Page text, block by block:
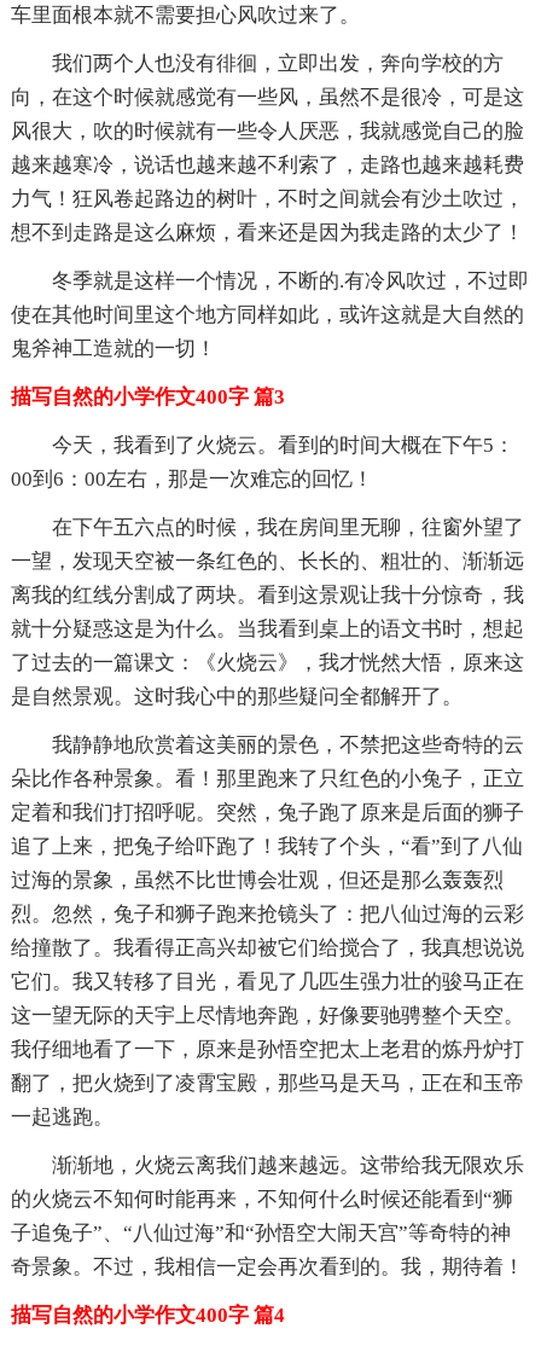
车里面根本就不需要担心风吹过来了。
我们两个人也没有徘徊，立即出发，奔向学校的方
向，在这个时候就感觉有一些风，虽然不是很冷，可是这
风很大，吹的时候就有一些令人厌恶，我就感觉自己的脸
越来越寒冷，说话也越来越不利索了，走路也越来越耗费
力气！狂风卷起路边的树叶，不时之间就会有沙土吹过，
想不到走路是这么麻烦，看来还是因为我走路的太少了！
冬季就是这样一个情况，不断的.有冷风吹过，不过即
使在其他时间里这个地方同样如此，或许这就是大自然的
鬼斧神工造就的一切！
描写自然的小学作文400字 篇3
今天，我看到了火烧云。看到的时间大概在下午5：
00到6：00左右，那是一次难忘的回忆！
在下午五六点的时候，我在房间里无聊，往窗外望了
一望，发现天空被一条红色的、长长的、粗壮的、渐渐远
离我的红线分割成了两块。看到这景观让我十分惊奇，我
就十分疑惑这是为什么。当我看到桌上的语文书时，想起
了过去的一篇课文：《火烧云》，我才恍然大悟，原来这
是自然景观。这时我心中的那些疑问全都解开了。
我静静地欣赏着这美丽的景色，不禁把这些奇特的云
朵比作各种景象。看！那里跑来了只红色的小兔子，正立
定着和我们打招呼呢。突然，兔子跑了原来是后面的狮子
追了上来，把兔子给吓跑了！我转了个头，“看”到了八仙
过海的景象，虽然不比世博会壮观，但还是那么轰轰烈
烈。忽然，兔子和狮子跑来抢镜头了：把八仙过海的云彩
给撞散了。我看得正高兴却被它们给搅合了，我真想说说
它们。我又转移了目光，看见了几匹生强力壮的骏马正在
这一望无际的天宇上尽情地奔跑，好像要驰骋整个天空。
我仔细地看了一下，原来是孙悟空把太上老君的炼丹炉打
翻了，把火烧到了凌霄宝殿，那些马是天马，正在和玉帝
一起逃跑。
渐渐地，火烧云离我们越来越远。这带给我无限欢乐
的火烧云不知何时能再来，不知何什么时候还能看到“狮
子追兔子”、“八仙过海”和“孙悟空大闹天宫”等奇特的神
奇景象。不过，我相信一定会再次看到的。我，期待着！
描写自然的小学作文400字 篇4